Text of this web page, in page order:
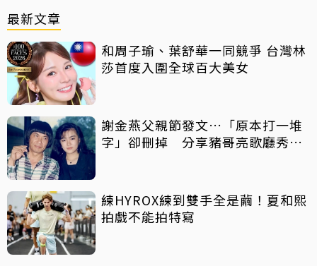
最新文章
和周子瑜、葉舒華一同競爭 台灣林
莎首度入圍全球百大美女
謝金燕父親節發文…「原本打一堆
字」卻刪掉 分享豬哥亮歌廳秀歌
練HYROX練到雙手全是繭！夏和熙
拍戲不能拍特寫